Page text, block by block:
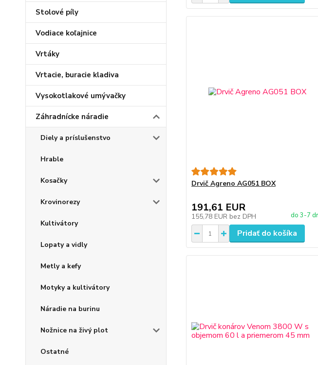
Stolové píly
Vodiace koľajnice
Vrtáky
Vrtacie, buracie kladiva
Vysokotlakové umývačky
Záhradnícke náradie
Diely a príslušenstvo
Hrable
Kosačky
Krovinorezy
Kultivátory
Lopaty a vidly
Metly a kefy
Motyky a kultivátory
Náradie na burinu
Nožnice na živý plot
Ostatné
Drvič Agreno AG051 BOX
191,61 EUR
155,78 EUR bez DPH do 3-7
Pridať do košíka